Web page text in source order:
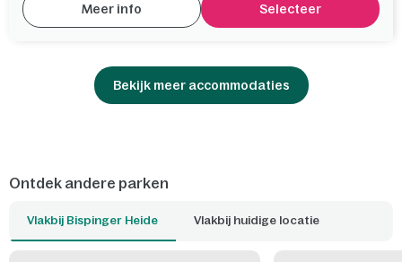
Meer info Selecteer
Bekijk meer accommodaties
Ontdek andere parken
Vlakbij Bispinger Heide Vlakbij huidige locatie